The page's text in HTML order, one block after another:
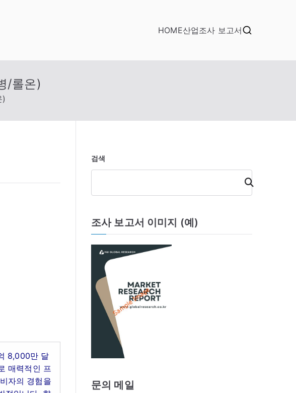
HOME산업조사 보고서
/롤온)
)
8,000만 달
매력적인 프
자의 경험을
검색
검
색
조사 보고서 이미지 (예)
문의 메일